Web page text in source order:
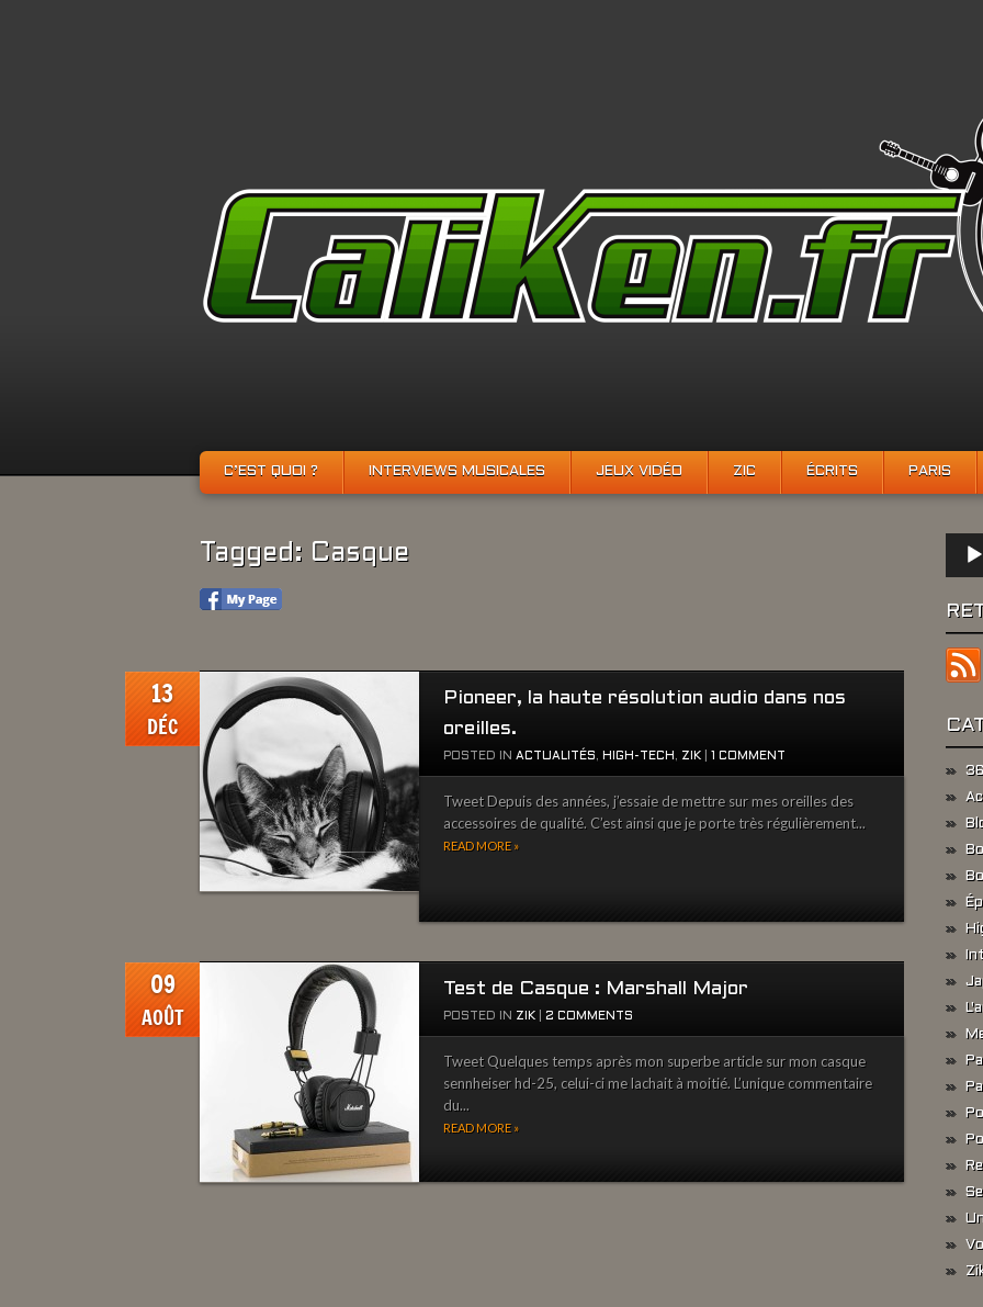
C’EST QUOI ? INTERVIEWS MUSICALES JEUX VIDÉO ZIC ÉCRITS PARIS
Tagged: Casque
13
DÉC
Pioneer, la haute résolution audio dans nos
oreilles.
POSTED IN ACTUALITÉS , HIGH-TECH , ZIK 1 COMMENT
Tweet Depuis des années, j’essaie de mettre sur mes oreilles des
accessoires de qualité. C’est ainsi que je porte très régulièrement...
READ MORE »
09
AOÛT
Test de Casque : Marshall Major
POSTED IN ZIK 2 COMMENTS
Tweet Quelques temps après mon superbe article sur mon casque
sennheiser hd-25, celui-ci me lachait à moitié. L’unique commentaire
du...
READ MORE »
audio